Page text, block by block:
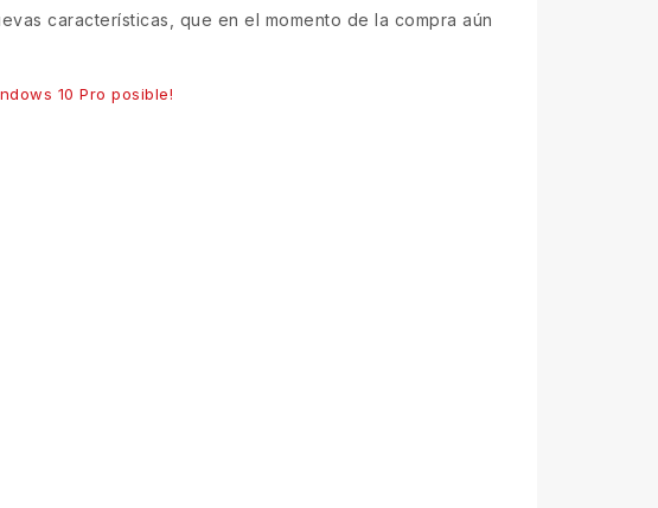
características, que en el momento de la compra aún
10 Pro posible!